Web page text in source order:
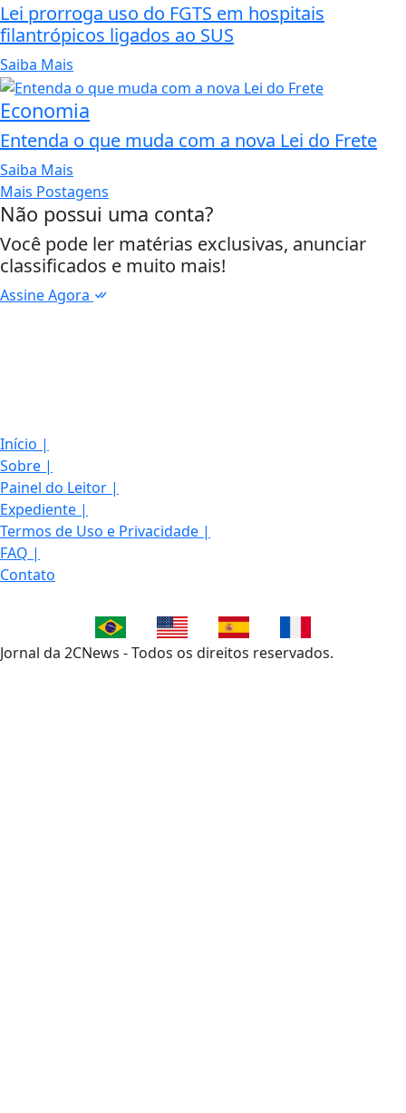
Lei prorroga uso do FGTS em hospitais
filantrópicos ligados ao SUS
Saiba Mais
Economia
Entenda o que muda com a nova Lei do Frete
Saiba Mais
Mais Postagens
Não possui uma conta?
Você pode ler matérias exclusivas, anunciar
classificados e muito mais!
Assine Agora
Início |
Sobre |
Painel do Leitor |
Expediente |
Termos de Uso e Privacidade |
FAQ |
Contato
Jornal da 2CNews - Todos os direitos reservados.